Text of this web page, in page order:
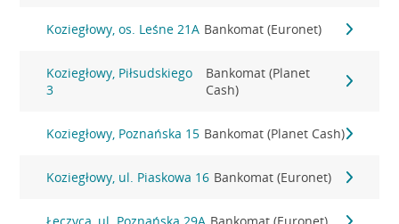
Koziegłowy, os. Leśne 21A Bankomat (Euronet)
Koziegłowy, Piłsudskiego
3
Bankomat (Planet
Cash)
Koziegłowy, Poznańska 15 Bankomat (Planet Cash)
Koziegłowy, ul. Piaskowa 16 Bankomat (Euronet)